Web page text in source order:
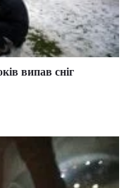
випав сніг